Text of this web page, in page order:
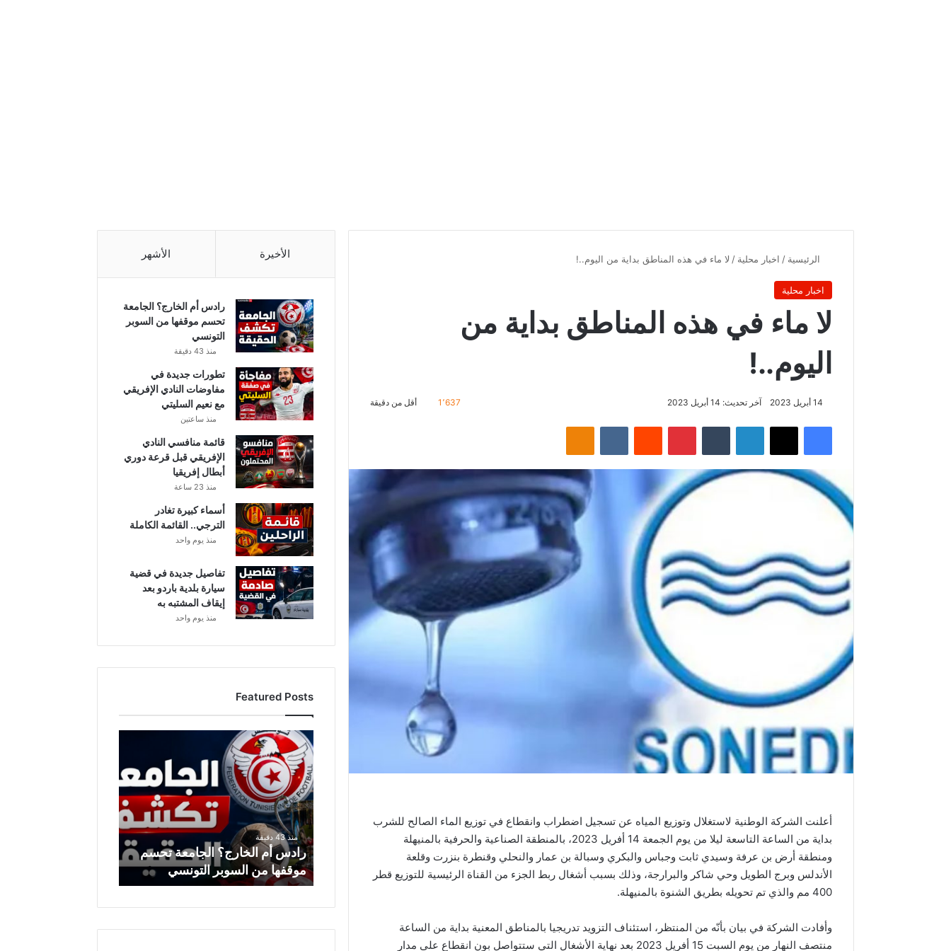
الرئيسية / اخبار محلية / لا ماء في هذه المناطق بداية من اليوم..!
اخبار محلية
لا ماء في هذه المناطق بداية من
اليوم..!
14 أبريل 2023 آخر تحديث: 14 أبريل 2023 1٬637 أقل من دقيقة
فيسبوك ‫X لينكدإن بينتيريست Odnoklassniki
أعلنت الشركة الوطنية لاستغلال وتوزيع المياه عن تسجيل اضطراب وانقطاع في توزيع الماء الصالح للشرب
بداية من الساعة التاسعة ليلا من يوم الجمعة 14 أفريل 2023، بالمنطقة الصناعية والحرفية بالمنيهلة
ومنطقة أرض بن عرفة وسيدي ثابت وجباس والبكري وسبالة بن عمار والنحلي وقنطرة بنزرت وقلعة
الأندلس وبرج الطويل وحي شاكر والبرارجة، وذلك بسبب أشغال ربط الجزء من القناة الرئيسية للتوزيع قطر
400 مم والذي تم تحويله بطريق الشنوة بالمنيهلة.
وأفادت الشركة في بيان بأنّه من المنتظر، استئناف التزويد تدريجيا بالمناطق المعنية بداية من الساعة
منتصف النهار من يوم السبت 15 أفريل 2023 بعد نهاية الأشغال التي ستتواصل بون انقطاع على مدار
الأخيرة الأشهر
رادس أم الخارج؟ الجامعة
تحسم موقفها من السوبر
التونسي
منذ 43 دقيقة
تطورات جديدة في
مفاوضات النادي الإفريقي
مع نعيم السليتي
منذ ساعتين
قائمة منافسي النادي
الإفريقي قبل قرعة دوري
أبطال إفريقيا
منذ 23 ساعة
أسماء كبيرة تغادر
الترجي.. القائمة الكاملة
منذ يوم واحد
تفاصيل جديدة في قضية
سيارة بلدية باردو بعد
إيقاف المشتبه به
منذ يوم واحد
Featured Posts
رادس
أم
الخارج؟
الجامعة
تحسم
موقفها
من
السوبر
التونسي
منذ 43 دقيقة
رادس أم الخارج؟ الجامعة تحسم
موقفها من السوبر التونسي